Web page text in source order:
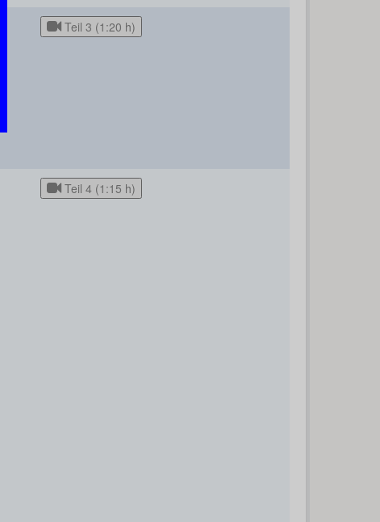
Teil 3 (1:20 h)
Teil 4 (1:15 h)